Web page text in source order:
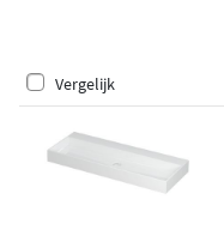
Vergelijk